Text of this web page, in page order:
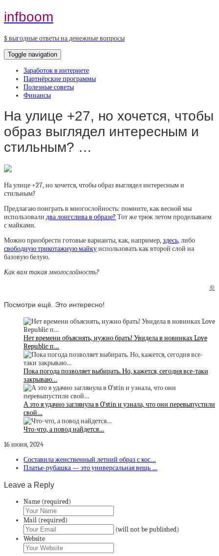
infboom
$ выгодные ответы на денежные вопросы
Toggle navigation
Заработок в интернете
Партнёрские программы
Полезные советы
Финансы
На улице +27, но хочется, чтобы
образ выглядел интересным и
стильным? …
На улице +27, но хочется, чтобы образ выглядел интересным и
стильным?
Предлагаю поиграть в многослойность: помните, как весной мы
использовали два лонгслива в образе? Тот же трюк летом проделываем
с майками.
Можно приобрести готовые варианты, как, например,здесь,либо
свободную трикотажную майкуиспользовать как второй слой на
базовую белую.
Как вам такая многослойность?
©
Посмотри ещё. Это интересно!
Нет времени объяснять, нужно брать! Увидела в новинках Love
Republic п…
Пока погода позволяет выбирать. Но, кажется, сегодня все-таки
закрываю…
А это я удачно заглянула в O’stin и узнала, что они перевыпустили
свой…
Что-что, а повод найдется…
16 июня, 2024
Составила женственный летний образ с кос…
Платье-рубашка — это универсальная вещь …
Leave a Reply
Name (required)
Mail (required)
(will not be published)
Website